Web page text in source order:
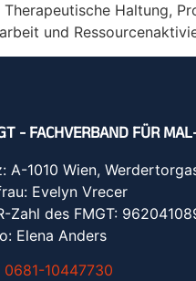
Haltung,
und
- FACHVERBAND FÜR
A-1010 Wien,
Evelyn Vrecer
Zahl des FMGT:
Elena Anders
0681-10447730